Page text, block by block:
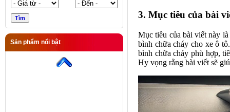
Sản phẩm nổi bật
Trung tâm báo cháy 10 kênh
Yunyang (mã hàng YF-1G-
10L) ABS
3. Mục tiêu của bài
Mục tiêu của bài viết này
bình chữa cháy cho xe ô
bình chữa cháy phù hợp,
Hy vọng rằng bài viết sẽ